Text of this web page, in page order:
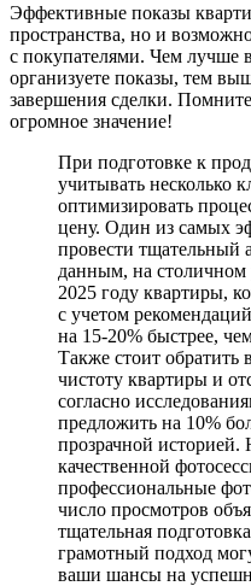
Эффективные показы
пространства, но и
с покупателями. Чем лучше
организуете показы, тем
завершения сделки.
огромное значение!
При подготовке к
учитывать несколько
оптимизировать
цену. Один из самых
провести тщательный
данным, на
2025 году квартиры,
с учетом
на 15-20% быстрее,
Также стоит
чистоту квартиры и
согласно
предложить на 10%
прозрачной историей.
качественной
профессиональные
число просмотров
тщательная
грамотный подход
ваши шансы на